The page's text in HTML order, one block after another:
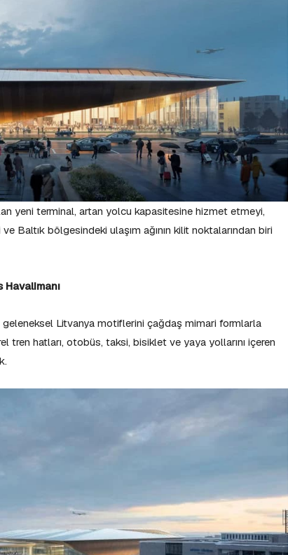
yeni terminal, artan yolcu kapasitesine hizmet etmeyi,
Baltık bölgesindeki ulaşım ağının kilit noktalarından biri
geleneksel Litvanya motiflerini çağdaş mimari formlarla
tren hatları, otobüs, taksi, bisiklet ve yaya yollarını içeren